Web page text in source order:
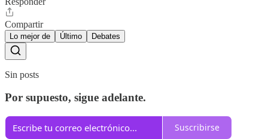
Compartir
Lo mejor de Último Debates
Sin posts
Por supuesto, sigue adelante.
Suscribirse